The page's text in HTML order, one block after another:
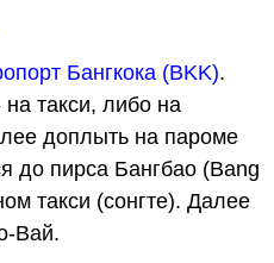
Бангкока (BKK).
на такси, либо на
доплыть на пароме
до пирса Бангбао (Bang
такси (сонгте). Далее
Вай.